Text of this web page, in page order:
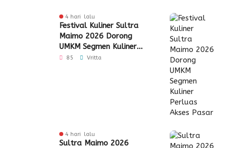
4 hari lalu
Festival Kuliner Sultra
Maimo 2026 Dorong
UMKM Segmen Kuliner
Perluas Akses Pasar
85 Vritta
4 hari lalu
Sultra Maimo 2026